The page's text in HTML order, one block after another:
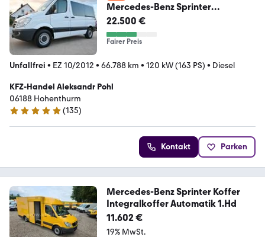
Mercedes-Benz Sprinter
316CDI,2xKLIMA,STANDHEIZUNG,
7.SITZER
22.500 €
Fairer Preis
Unfallfrei • EZ 10/2012 • 66.788 km • 120 kW (163 PS) • Diesel
KFZ-Handel Aleksandr Pohl
06188 Hohenthurm
5 Sterne
(135)
Kontakt Parken
Mercedes-Benz Sprinter Koffer
Integralkoffer Automatik 1.Hd
11.602 €
19% MwSt.